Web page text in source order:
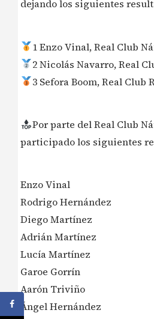
dejando los siguientes
1 Enzo Vinal, Real Club
2 Nicolás Navarro, Real
3 Sefora Boom, Real Club
Por parte del Real Club
participado los siguientes
Enzo Vinal
Rodrigo Hernández
Diego Martínez
Adrián Martínez
Lucía Martínez
Garoe Gorrín
Aarón Triviño
Ángel Hernández